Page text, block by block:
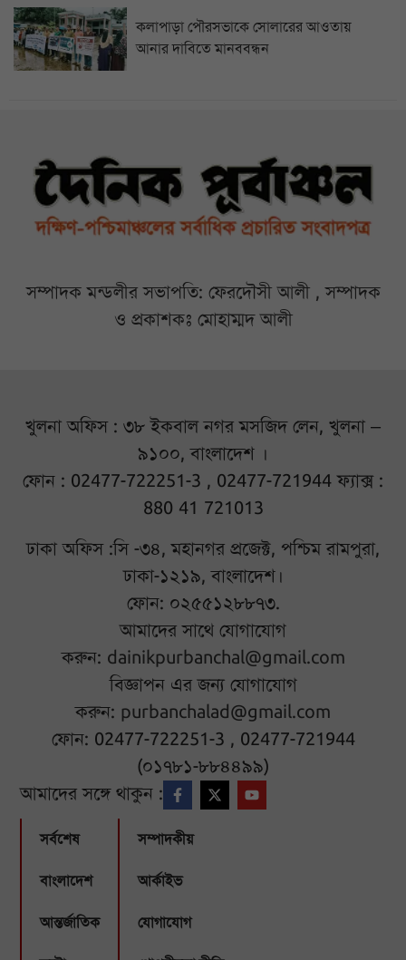
কলাপাড়া পৌরসভাকে সোলারের আওতায়
আনার দাবিতে মানববন্ধন
সম্পাদক মন্ডলীর সভাপতি: ফেরদৌসী আলী , সম্পাদক
ও প্রকাশকঃ মোহাম্মদ আলী
খুলনা অফিস : ৩৮ ইকবাল নগর মসজিদ লেন, খুলনা –
৯১০০, বাংলাদেশ ।
ফোন : 02477-722251-3 , 02477-721944 ফ্যাক্স :
880 41 721013
ঢাকা অফিস :সি -৩৪, মহানগর প্রজেক্ট, পশ্চিম রামপুরা,
ঢাকা-১২১৯, বাংলাদেশ।
ফোন: ০২৫৫১২৮৮৭৩.
আমাদের সাথে যোগাযোগ
করুন: dainikpurbanchal@gmail.com
বিজ্ঞাপন এর জন্য যোগাযোগ
করুন: purbanchalad@gmail.com
ফোন: 02477-722251-3 , 02477-721944
(০১৭৮১-৮৮৪৪৯৯)
আমাদের সঙ্গে থাকুন :
সর্বশেষ
বাংলাদেশ
আন্তর্জাতিক
সম্পাদকীয়
আর্কাইভ
যোগাযোগ